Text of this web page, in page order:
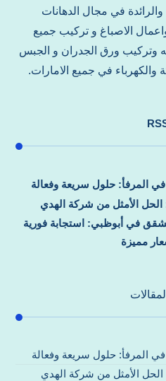
في مجال الدهانات
الاصباغ و تركيب جميع
وتركيب ورق الجدران و الجبس
في جميع الامارات.
في المرفأ: حلول سريعة وفعالة
الحل الأمثل من شركة الهدي
في أبوظبي: استجابة فورية
مميزة
في المرفأ: حلول سريعة وفعالة
الحل الأمثل من شركة الهدي